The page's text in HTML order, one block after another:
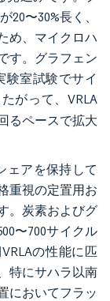
〜30%長く、
め、マイクロハ
す。グラフェン
験室試験でサイ
たがって、VRLA
るペースで拡大
ェアを保持して
重視の定置用お
。炭素およびグ
〜700サイクル
の性能に匹
特にサハラ以南
においてフラッ